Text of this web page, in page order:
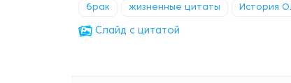
брак жизненные цитаты История
Cлайд с цитатой